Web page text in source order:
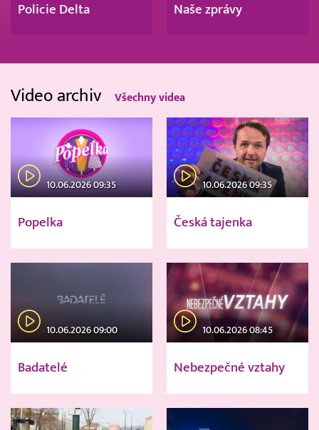
Policie Delta Naše zprávy
Video archiv Všechny videa
10.06.2026 09:35
Popelka
10.06.2026 09:35
Česká tajenka
10.06.2026 09:00
Badatelé
10.06.2026 08:45
Nebezpečné vztahy